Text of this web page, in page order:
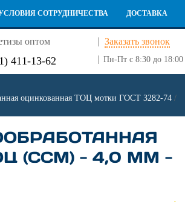
СОТРУДНИЧЕСТВА ДОСТАВКА
оптом Заказать звонок
411-13-62 Пн-Пт с 8:30 до 18:00
оцинкованная ТОЦ мотки ГОСТ 3282-74 /
(ССМ) - 4,0 ММ -